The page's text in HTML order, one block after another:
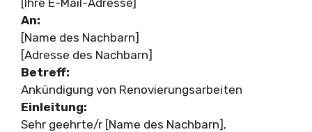
[Ihre E-Mail-Adresse]
An:
[Name des Nachbarn]
[Adresse des Nachbarn]
Betreff:
Ankündigung von Renovierungsarbeiten
Einleitung:
Sehr geehrte/r [Name des Nachbarn],